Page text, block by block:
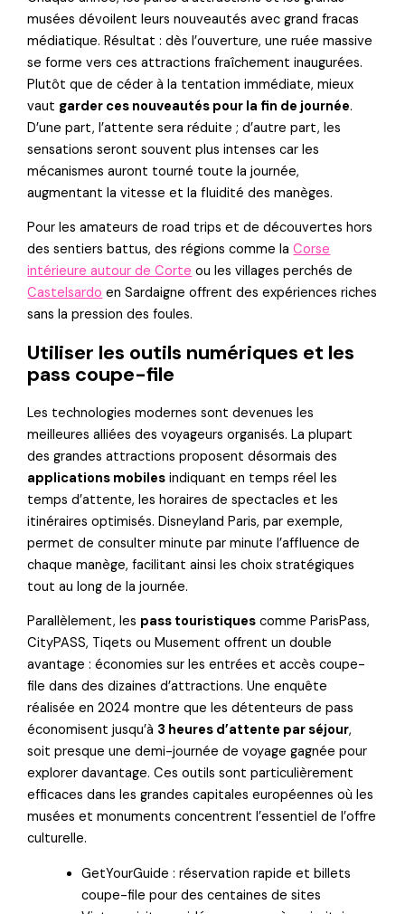
musées dévoilent leurs nouveautés avec grand fracas
médiatique. Résultat : dès l’ouverture, une ruée massive
se forme vers ces attractions fraîchement inaugurées.
Plutôt que de céder à la tentation immédiate, mieux
vaut garder ces nouveautés pour la fin de journée.
D’une part, l’attente sera réduite ; d’autre part, les
sensations seront souvent plus intenses car les
mécanismes auront tourné toute la journée,
augmentant la vitesse et la fluidité des manèges.
Pour les amateurs de road trips et de découvertes hors
des sentiers battus, des régions comme laCorse
intérieure autour de Corte ou les villages perchés de
Castelsardo en Sardaigne offrent des expériences riches
sans la pression des foules.
Utiliser les outils numériques et les
pass coupe-file
Les technologies modernes sont devenues les
meilleures alliées des voyageurs organisés. La plupart
des grandes attractions proposent désormais des
applications mobiles indiquant en temps réel les
temps d’attente, les horaires de spectacles et les
itinéraires optimisés. Disneyland Paris, par exemple,
permet de consulter minute par minute l’affluence de
chaque manège, facilitant ainsi les choix stratégiques
tout au long de la journée.
Parallèlement, les pass touristiques comme ParisPass,
CityPASS, Tiqets ou Musement offrent un double
avantage : économies sur les entrées et accès coupe-
file dans des dizaines d’attractions. Une enquête
réalisée en 2024 montre que les détenteurs de pass
économisent jusqu’à 3 heures d’attente par séjour,
soit presque une demi-journée de voyage gagnée pour
explorer davantage. Ces outils sont particulièrement
efficaces dans les grandes capitales européennes où les
musées et monuments concentrent l’essentiel de l’offre
culturelle.
GetYourGuide : réservation rapide et billets
coupe-file pour des centaines de sites